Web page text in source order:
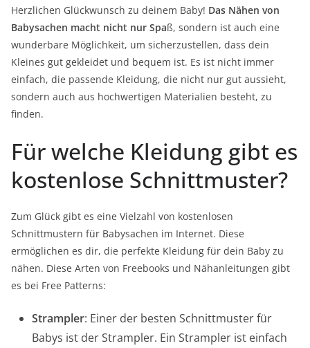
Herzlichen Glückwunsch zu deinem Baby! Das Nähen von
Babysachen macht nicht nur Spaß, sondern ist auch eine
wunderbare Möglichkeit, um sicherzustellen, dass dein
Kleines gut gekleidet und bequem ist. Es ist nicht immer
einfach, die passende Kleidung, die nicht nur gut aussieht,
sondern auch aus hochwertigen Materialien besteht, zu
finden.
Für welche Kleidung gibt es
kostenlose Schnittmuster?
Zum Glück gibt es eine Vielzahl von kostenlosen
Schnittmustern für Babysachen im Internet. Diese
ermöglichen es dir, die perfekte Kleidung für dein Baby zu
nähen. Diese Arten von Freebooks und Nähanleitungen gibt
es bei Free Patterns:
Strampler: Einer der besten Schnittmuster für
Babys ist der Strampler. Ein Strampler ist einfach